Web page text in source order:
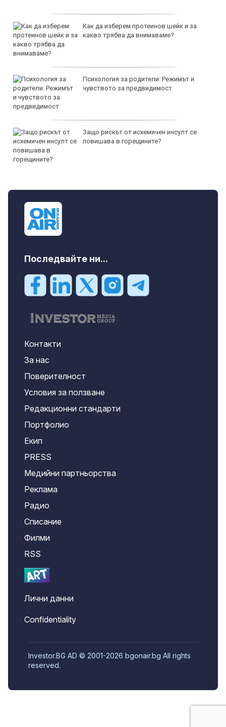
Как да изберем протеинов шейк и за
какво трябва да внимаваме?
Психология за родители: Режимът и
чувството за предвидимост
Защо рискът от исхемичен инсулт се
повишава в горещините?
Последвайте ни...
Контакти
За нас
Поверителност
Условия за ползване
Редакционни стандарти
Портфолио
Екип
PRESS
Медийни партньорства
Реклама
Радио
Списание
Филми
RSS
Лични данни
Confidentiality
Investor.BG AD © 2001-2026 bgonair.bg All rights
reserved.